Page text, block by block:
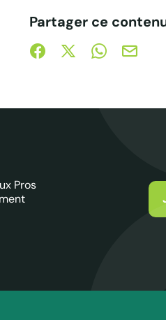
Partager ce
Partager sur
Partager sur X /
Partager
Pros